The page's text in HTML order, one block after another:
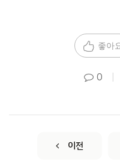
좋아
0
이전